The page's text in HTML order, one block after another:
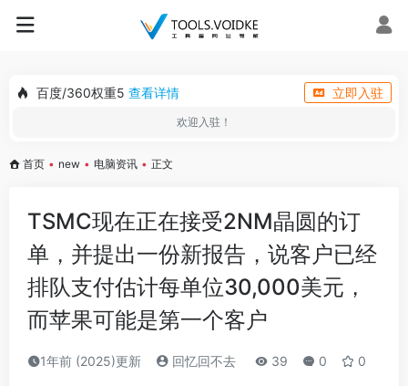
百度/360权重5 查看详情 立即入驻
欢迎入驻！
首页 • new • 电脑资讯 • 正文
TSMC现在正在接受2NM晶圆的订
单，并提出一份新报告，说客户已经
排队支付估计每单位30,000美元，
而苹果可能是第一个客户
1年前 (2025)更新 回忆回不去 39 0 0